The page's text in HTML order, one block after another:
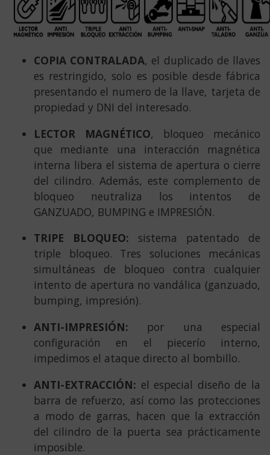
COPIA CONTRALADA, el duplicado de llaves
es restringido, solo es posible desde fábrica
presentando el numero de la llave, tarjeta de
propiedad y DNI del interesado.
LECTOR MAGNÉTICO, bloqueo mecánico
que mediante una interacción magnética
interna libera el sistema de apertura o cierre
del cilindro. Además, este complemento de
bloqueo neutraliza los intentos de
GANZUADO, BUMPING e IMPRESIÓN.
TRIPE BLOQUEO: sistema patentado de
triple bloqueo. Tres soluciones mecánicas
simultáneas de bloqueo contra cualquier
intento de apertura no vandálica (ganzuado,
bumping, impresión).
ANTI-IMPRESIÓN: por una especial
configuración en el piecerío interno,
impedimos el ataque directo al bombillo.
ANTI-EXTRACCIÓN: el especial diseño de la
barra de refuerzo, así como las protecciones
a modo de garras, hacen que la extracción
del cilindro de la puerta sea prácticamente
imposible.